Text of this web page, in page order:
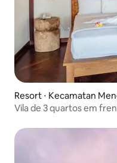
Resort ⋅ Kecamatan
Vila de 3 quartos em